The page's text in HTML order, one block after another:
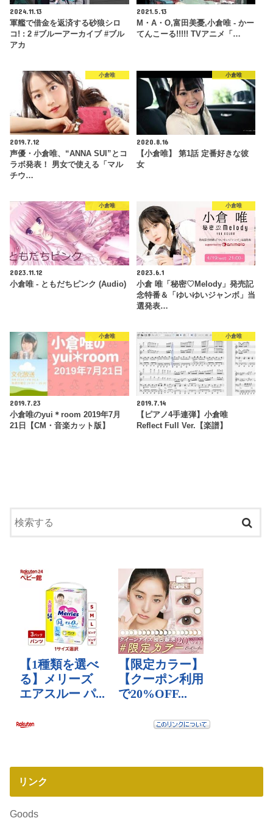
2024.11.13
軍艦で借金を返済する砂狼シロ
コ! : 2 #ブルーアーカイブ #ブル
アカ
2021.5.13
M・A・O,富田美憂,小倉唯 - かー
てんこーる!!!!! TVアニメ「…
小倉唯
2019.7.12
声優・小倉唯、“ANNA SUI”とコ
ラボ発表！ 男女で使える「マル
チウ…
小倉唯
2020.8.16
【小倉唯】 第1話 定番好きな彼
女
小倉唯
2023.11.12
小倉唯 - ともだちピンク (Audio)
小倉唯
2023.6.1
小倉 唯「秘密♡Melody」発売記
念特番＆「ゆいゆいジャンボ」当
選発表…
小倉唯
2019.7.23
小倉唯のyui＊room 2019年7月
21日【CM・音楽カット版】
小倉唯
2019.7.14
【ピアノ4手連弾】小倉唯
Reflect Full Ver.【楽譜】
リンク
Goods